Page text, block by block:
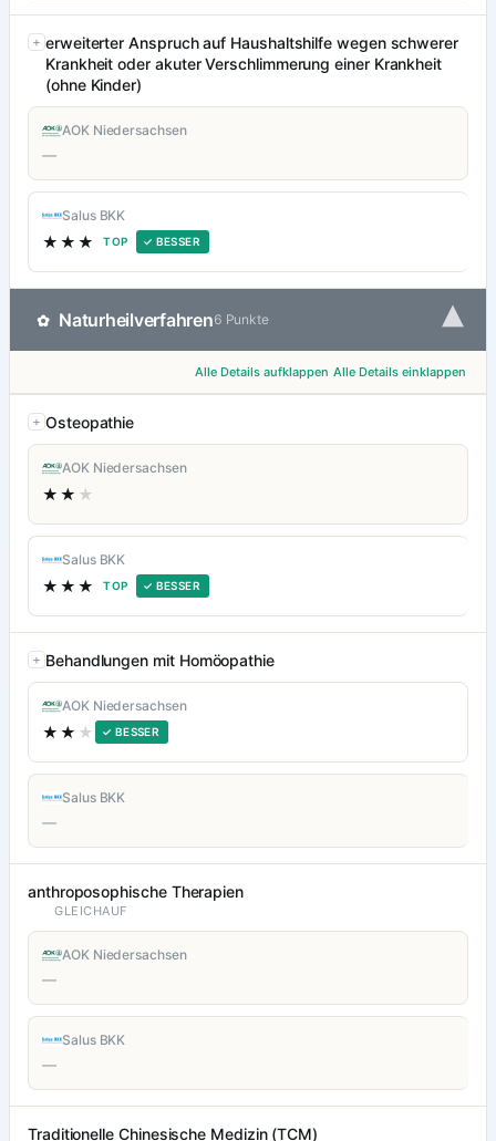
erweiterter Anspruch auf Haushaltshilfe wegen schwerer
Krankheit oder akuter Verschlimmerung einer Krankheit
(ohne Kinder)
AOK Niedersachsen
—
Salus BKK
★★★ TOP ✓ BESSER
✿ Naturheilverfahren6 Punkte ▾
Alle Details aufklappen Alle Details einklappen
Osteopathie
AOK Niedersachsen
★★ ★
Salus BKK
★★★ TOP ✓ BESSER
Behandlungen mit Homöopathie
AOK Niedersachsen
★★ ★ ✓ BESSER
Salus BKK
—
anthroposophische Therapien
GLEICHAUF
AOK Niedersachsen
—
Salus BKK
—
Traditionelle Chinesische Medizin (TCM)